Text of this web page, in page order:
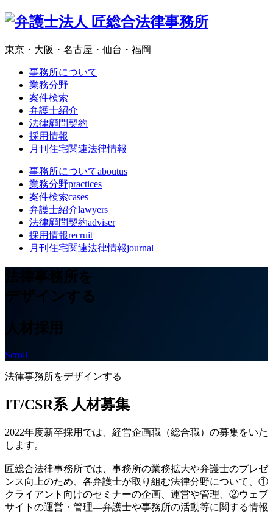
東京・大阪・名古屋・仙台・福岡
事務所について
業務分野
案件検索
弁護士紹介
法律顧問契約
採用情報
月刊住宅関連法律情報
事務所についてaboutus
業務分野practices
案件検索cases
弁護士紹介lawyers
法律顧問契約adviser
採用情報recruit
月刊住宅関連法律情報journal
法律事務所を
デザインする
人材採用
Scroll
法律事務所をデザインする
IT/CSR系 人材募集
2022年度新卒採用では、経営企画職（総合職）の募集をいた
します。
匠総合法律事務所では、事務所の業務拡大や弁護士のプレゼ
ンス向上のため、各弁護士が取り組む法律分野について、①
クライアント向けのセミナーの企画、運営や管理、②ウェブ
サイトの運営・管理―弁護士や事務所の活動等に関する情報